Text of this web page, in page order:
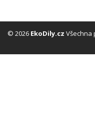
© 2026 EkoDily.cz Všechna